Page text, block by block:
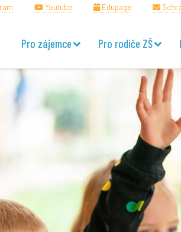
Youtube Edupage
Pro zájemce Pro rodiče ZŠ